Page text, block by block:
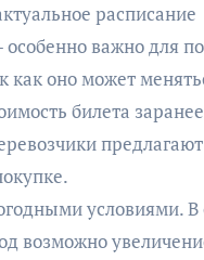
расписание
важно для
как оно может
билета
условиями. В
возможно